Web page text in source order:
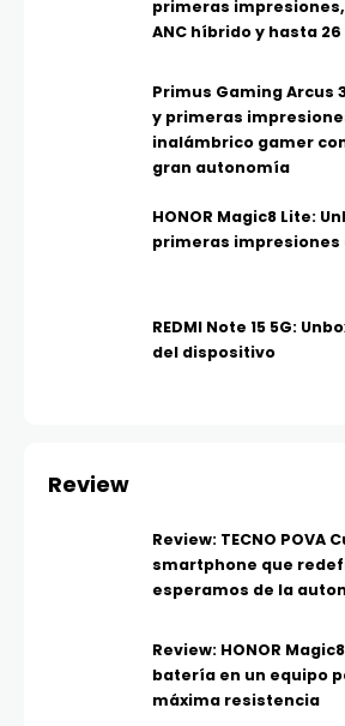
primeras
ANC híbrido y hasta
Primus Gaming Arcus
y primeras
inalámbrico gamer
gran autonomía
HONOR Magic8 Lite:
primeras
REDMI Note 15 5G:
del dispositivo
Review
Review: TECNO POVA
smartphone que
esperamos de la
Review: HONOR
batería en un equipo
máxima resistencia